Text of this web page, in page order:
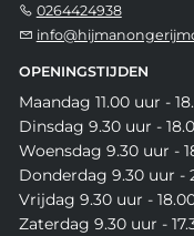
0264424938
OPENINGSTIJDEN
Maandag 11.00 uur -
Dinsdag 9.30 uur -
Woensdag 9.30 uur -
Donderdag 9.30 uur -
Vrijdag 9.30 uur -
Zaterdag 9.30 uur -